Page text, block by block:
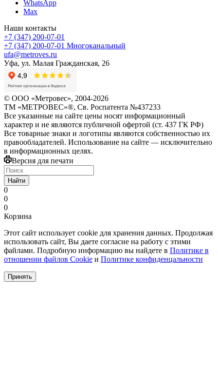
WhatsApp
Max
Наши контакты
+7 (347) 200-07-01
+7 (347) 200-07-01 Многоканальный
ufa@metroves.ru
Уфа, ул. Малая Гражданская, 26
© ООО «Метровес», 2004-2026
ТМ «МЕТРОВЕС»®, Св. Роспатента №4​3​7​2​3​3
Все указанные на сайте цены носят информационный
характер и не являются публичной офертой (ст. 437 ГК РФ)
Все товарные знаки и логотипы являются собственностью их
правообладателей. Использование на сайте — исключительно
в информационных целях.
Версия для печати
Найти
0
0
0
Корзина
Этот сайт использует cookie для хранения данных. Продолжая
использовать сайт, Вы даете согласие на работу с этими
файлами. Подробную информацию вы найдете в Политике в
отношении файлов Cookie и Политике конфиденцальности
Принять